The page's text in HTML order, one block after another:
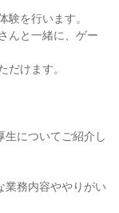
験を行います。
んと一緒に、ゲー
だけます。
生についてご紹介し
業務内容ややりがい